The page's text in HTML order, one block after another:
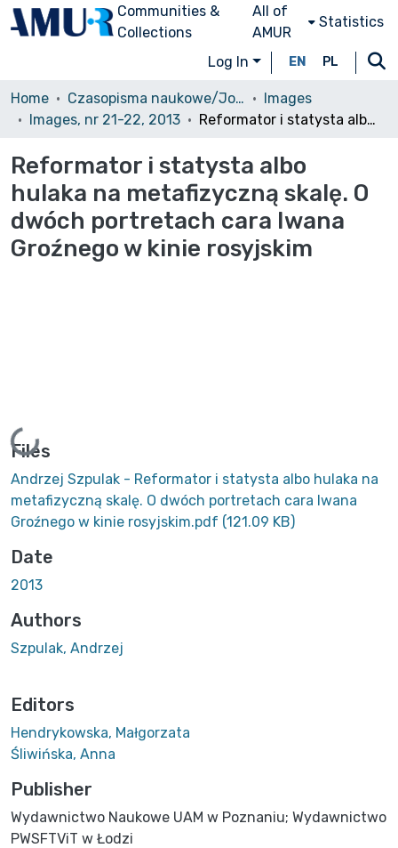
Communities &
Collections
All of
AMUR
Statistics
Log In EN PL
Home Czasopisma naukowe/Journals
Images
Images, nr 21-22, 2013
Reformator i statysta albo hulaka na metafizyczną skalę. O dwóch portretach cara Iwana Groźnego w kinie rosyjskim
Reformator i statysta albo
hulaka na metafizyczną skalę. O
dwóch portretach cara Iwana
Groźnego w kinie rosyjskim
Loading...
Files
Andrzej Szpulak - Reformator i statysta albo hulaka na
metafizyczną skalę. O dwóch portretach cara Iwana
Groźnego w kinie rosyjskim.pdf (121.09 KB)
Date
2013
Authors
Szpulak, Andrzej
Editors
Hendrykowska, Małgorzata
Śliwińska, Anna
Publisher
Wydawnictwo Naukowe UAM w Poznaniu; Wydawnictwo
PWSFTViT w Łodzi